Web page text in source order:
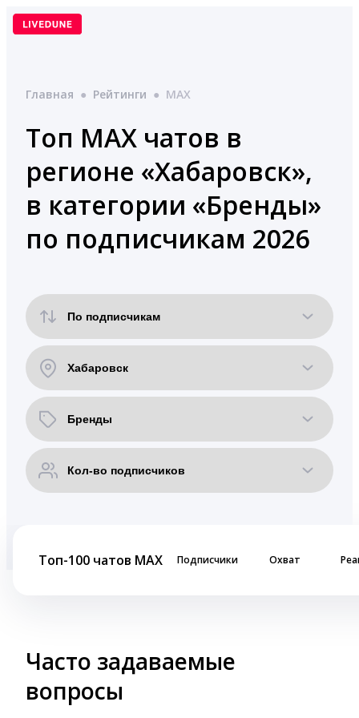
Перейти
Главная ● Рейтинги ● MAX
Топ MAX чатов в
регионе «Хабаровск»,
в категории «Бренды»
по подписчикам 2026
Топ-100 чатов MAX Подписчики Охват
Часто задаваемые
вопросы